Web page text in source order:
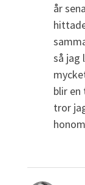
år
så jag
blir en
tror